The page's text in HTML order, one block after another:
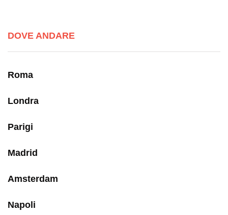
DOVE ANDARE
Roma
Londra
Parigi
Madrid
Amsterdam
Napoli